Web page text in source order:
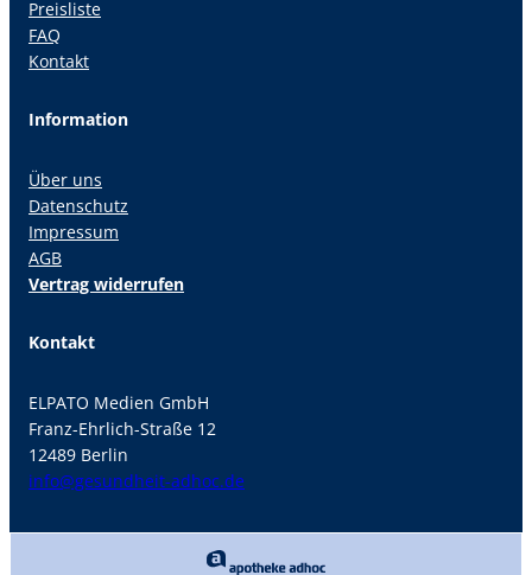
Preisliste
FAQ
Kontakt
Information
Über uns
Datenschutz
Impressum
AGB
Vertrag widerrufen
Kontakt
ELPATO Medien GmbH
Franz-Ehrlich-Straße 12
12489 Berlin
info@gesundheit-adhoc.de